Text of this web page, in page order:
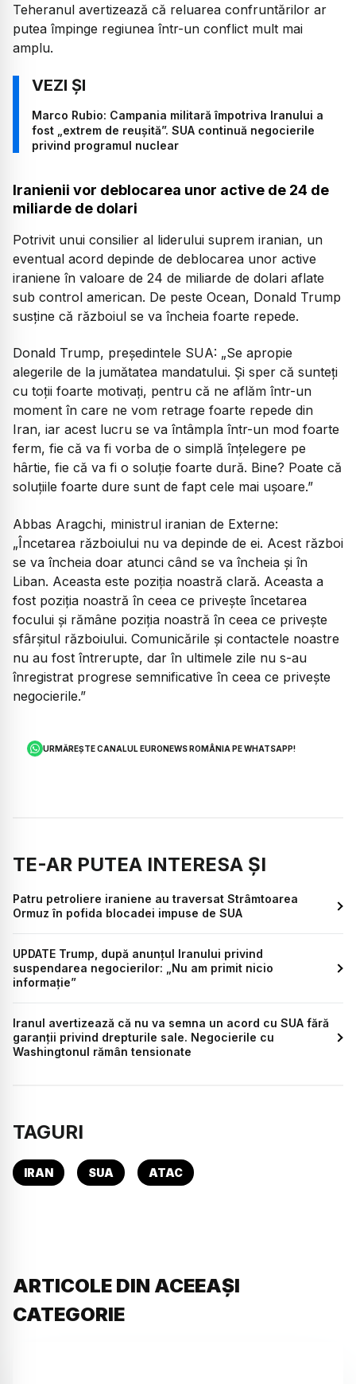
Teheranul avertizează că reluarea confruntărilor ar
putea împinge regiunea într-un conflict mult mai
amplu.
Marco Rubio: Campania militară împotriva Iranului a
fost „extrem de reușită”. SUA continuă negocierile
privind programul nuclear
Iranienii vor deblocarea unor active de 24 de
miliarde de dolari
Potrivit unui consilier al liderului suprem iranian, un
eventual acord depinde de deblocarea unor active
iraniene în valoare de 24 de miliarde de dolari aflate
sub control american. De peste Ocean, Donald Trump
susține că războiul se va încheia foarte repede.
Donald Trump, președintele SUA: „Se apropie
alegerile de la jumătatea mandatului. Și sper că sunteți
cu toții foarte motivați, pentru că ne aflăm într-un
moment în care ne vom retrage foarte repede din
Iran, iar acest lucru se va întâmpla într-un mod foarte
ferm, fie că va fi vorba de o simplă înțelegere pe
hârtie, fie că va fi o soluție foarte dură. Bine? Poate că
soluțiile foarte dure sunt de fapt cele mai ușoare.”
Abbas Aragchi, ministrul iranian de Externe:
„Încetarea războiului nu va depinde de ei. Acest război
se va încheia doar atunci când se va încheia și în
Liban. Aceasta este poziția noastră clară. Aceasta a
fost poziția noastră în ceea ce privește încetarea
focului și rămâne poziția noastră în ceea ce privește
sfârșitul războiului. Comunicările și contactele noastre
nu au fost întrerupte, dar în ultimele zile nu s-au
înregistrat progrese semnificative în ceea ce privește
negocierile.”
URMĂREȘTE CANALUL EURONEWS ROMÂNIA PE WHATSAPP!
TE-AR PUTEA INTERESA ȘI
Patru petroliere iraniene au traversat Strâmtoarea
Ormuz în pofida blocadei impuse de SUA
UPDATE Trump, după anunțul Iranului privind
suspendarea negocierilor: „Nu am primit nicio
informație”
Iranul avertizează că nu va semna un acord cu SUA fără
garanții privind drepturile sale. Negocierile cu
Washingtonul rămân tensionate
TAGURI
IRAN SUA ATAC
ARTICOLE DIN ACEEAȘI
CATEGORIE